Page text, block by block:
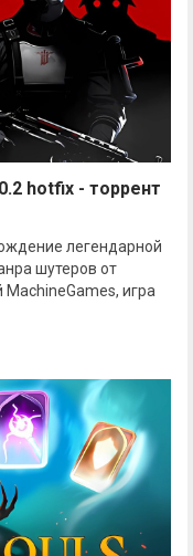
hotfix - торрент
легендарной
шутеров от
игра